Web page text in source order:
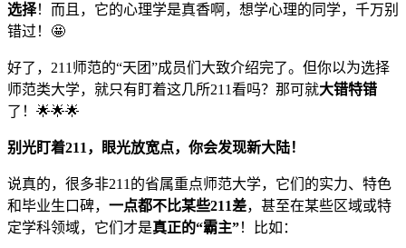
选择！而且，它的心理学是真香啊，想学心理的同学，千万别
错过！🤩
好了，211师范的“天团”成员们大致介绍完了。但你以为选择
师范类大学，就只有盯着这几所211看吗？那可就大错特错
了！🌟🌟🌟
别光盯着211，眼光放宽点，你会发现新大陆！
说真的，很多非211的省属重点师范大学，它们的实力、特色
和毕业生口碑， 一点都不比某些211差，甚至在某些区域或特
定学科领域，它们才是真正的“霸主”！比如：